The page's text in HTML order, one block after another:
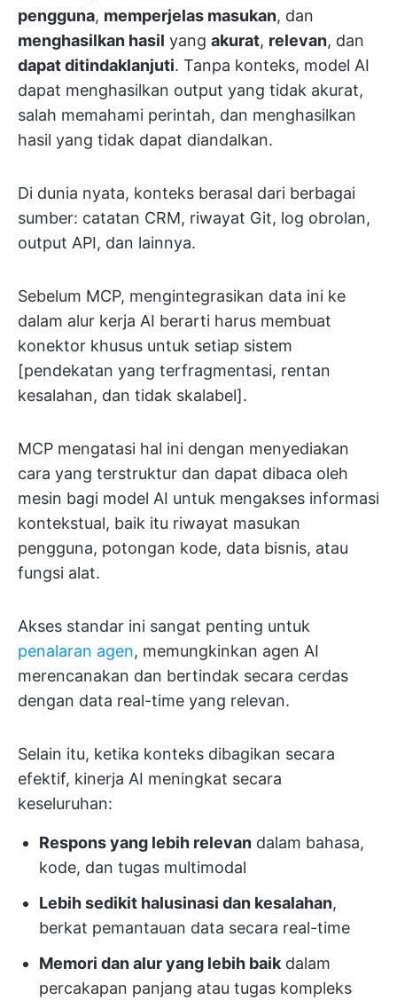
pengguna, memperjelas masukan, dan
menghasilkan hasil yang akurat, relevan, dan
dapat ditindaklanjuti. Tanpa konteks, model AI
dapat menghasilkan output yang tidak akurat,
salah memahami perintah, dan menghasilkan
hasil yang tidak dapat diandalkan.
Di dunia nyata, konteks berasal dari berbagai
sumber: catatan CRM, riwayat Git, log obrolan,
output API, dan lainnya.
Sebelum MCP, mengintegrasikan data ini ke
dalam alur kerja AI berarti harus membuat
konektor khusus untuk setiap sistem
[pendekatan yang terfragmentasi, rentan
kesalahan, dan tidak skalabel].
MCP mengatasi hal ini dengan menyediakan
cara yang terstruktur dan dapat dibaca oleh
mesin bagi model AI untuk mengakses informasi
kontekstual, baik itu riwayat masukan
pengguna, potongan kode, data bisnis, atau
fungsi alat.
Akses standar ini sangat penting untuk
penalaran agen, memungkinkan agen AI
merencanakan dan bertindak secara cerdas
dengan data real-time yang relevan.
Selain itu, ketika konteks dibagikan secara
efektif, kinerja AI meningkat secara
keseluruhan:
Respons yang lebih relevan dalam bahasa,
kode, dan tugas multimodal
Lebih sedikit halusinasi dan kesalahan,
berkat pemantauan data secara real-time
Memori dan alur yang lebih baikdalam
percakapan panjang atau tugas kompleks